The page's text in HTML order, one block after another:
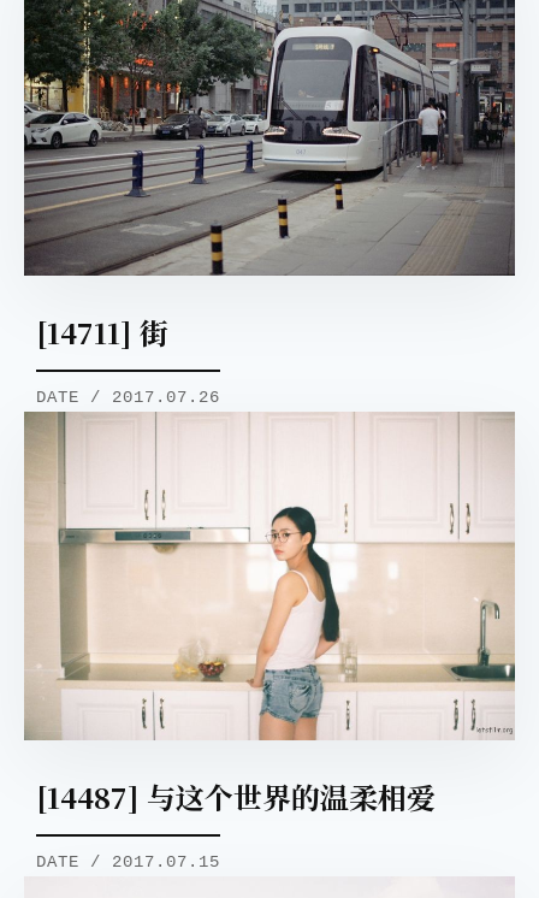
[14711] 街
DATE / 2017.07.26
[14487] 与这个世界的温柔相爱
DATE / 2017.07.15